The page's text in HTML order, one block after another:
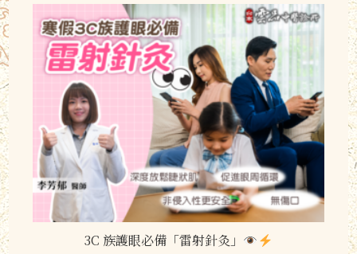
3C 族護眼必備「雷射針灸」